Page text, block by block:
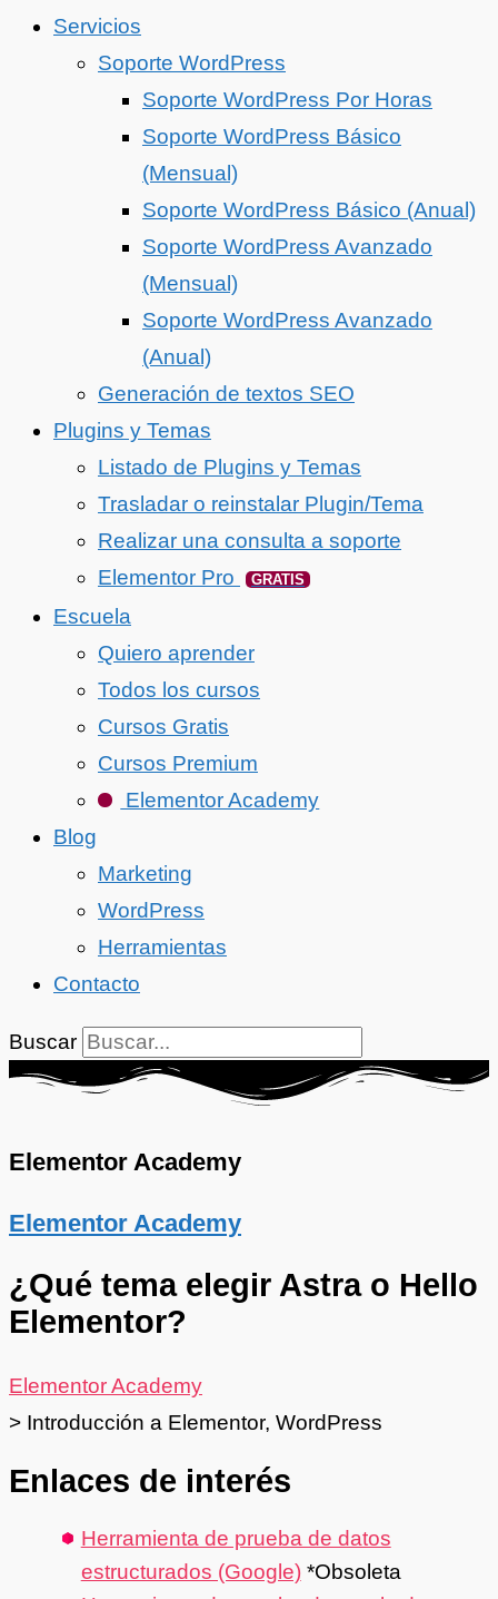
Servicios
Soporte WordPress
Soporte WordPress Por Horas
Soporte WordPress Básico
(Mensual)
Soporte WordPress Básico (Anual)
Soporte WordPress Avanzado
(Mensual)
Soporte WordPress Avanzado
(Anual)
Generación de textos SEO
Plugins y Temas
Listado de Plugins y Temas
Trasladar o reinstalar Plugin/Tema
Realizar una consulta a soporte
Elementor Pro
GRATIS
Escuela
Quiero aprender
Todos los cursos
Cursos Gratis
Cursos Premium
Elementor Academy
Blog
Marketing
WordPress
Herramientas
Contacto
Buscar
Elementor Academy
Elementor Academy
¿Qué tema elegir Astra o Hello
Elementor?
Elementor Academy
> Introducción a Elementor, WordPress
Enlaces de interés
Herramienta de prueba de datos
estructurados (Google) *Obsoleta